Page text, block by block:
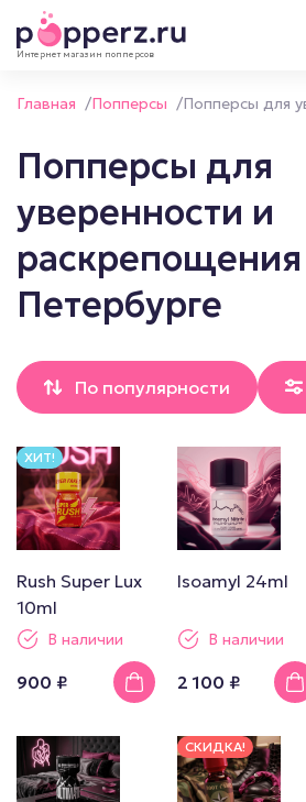
Интернет магазин попперсов
Главная /Попперсы /Попперсы для
Попперсы для
уверенности и
раскрепощения
Петербурге
По популярности
ХИТ!
Rush Super Lux
10ml
В наличии
900 ₽
Isoamyl 24ml
В наличии
2 100 ₽
СКИДКА!